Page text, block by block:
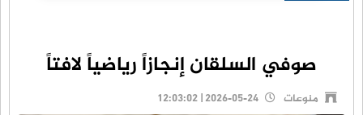
صوفي السلقان إنجازاً رياضياً لافتاً
منوعات